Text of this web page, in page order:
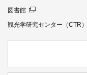
図書館
観光学研究センター（CTR）